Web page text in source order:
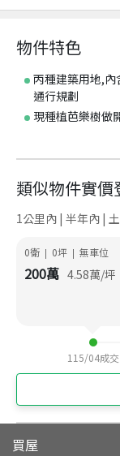
物件特色
丙種建築用地,內
通行規劃
現種植芭樂樹做
類似物件實價
1公里內 | 半年內 |
0衛 | 0坪 | 無車位
200萬 4.58萬/坪
115/04成交
買屋